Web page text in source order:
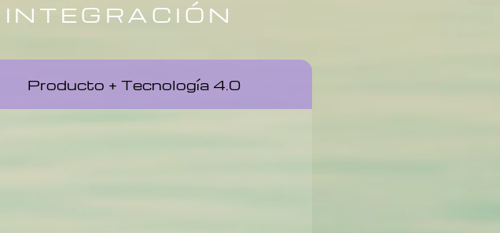
Producto + Tecnología 4.0